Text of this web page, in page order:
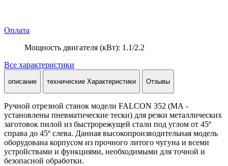
Оплата
Мощность двигателя (кВт): 1.1/2.2
Все характеристики
описание технические Характеристики Отзывы
Ручной отрезной станок модели FALCON 352 (МА -
установлены пневматические тески) для резки металлических
заготовок пилой из быстрорежущей стали под углом от 45º
справа до 45º слева. Данная высокопроизводительная модель
оборудована корпусом из прочного литого чугуна и всеми
устройствами и функциями, необходимыми для точной и
безопасной обработки.